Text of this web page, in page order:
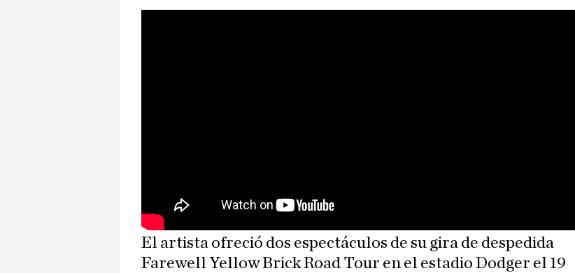
El artista ofreció dos espectáculos de su gira de despedida
Farewell Yellow Brick Road Tour en el estadio Dodger el 19